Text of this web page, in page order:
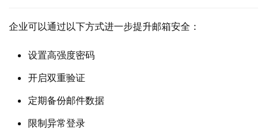
企业可以通过以下方式进一步提升邮箱安全：
设置高强度密码
开启双重验证
定期备份邮件数据
限制异常登录